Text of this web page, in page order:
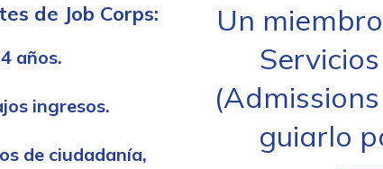
de Job Corps:
años.
ingresos.
de ciudadanía,
Un
guiarlo